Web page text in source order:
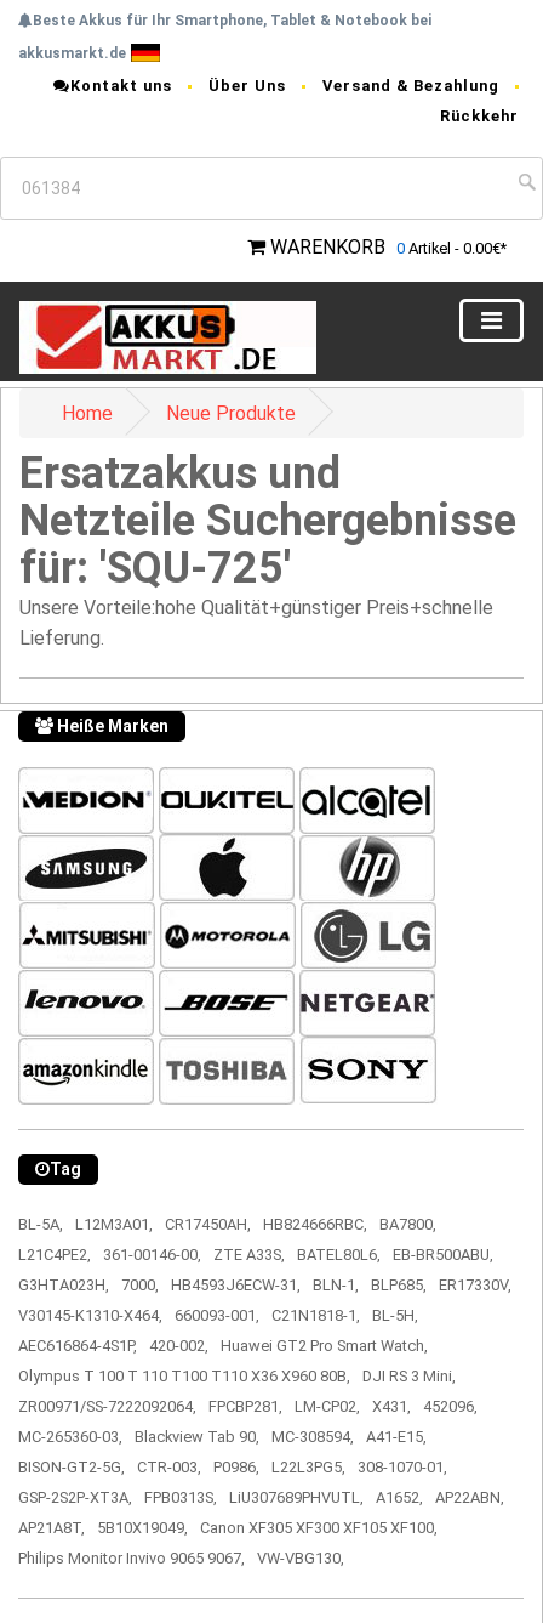
Beste Akkus für Ihr Smartphone, Tablet & Notebook bei
akkusmarkt.de
Kontakt uns Über Uns
Versand & Bezahlung
Rückkehr
WARENKORB 0 Artikel - 0.00€*
Home Neue Produkte
Ersatzakkus und
Netzteile Suchergebnisse
für: 'SQU-725'
Unsere Vorteile:hohe Qualität+günstiger Preis+schnelle
Lieferung.
Heiße Marken
Tag
BL-5A, L12M3A01, CR17450AH, HB824666RBC,
BA7800,
L21C4PE2,
361-00146-00, ZTE A33S, BATEL80L6,
EB-BR500ABU,
G3HTA023H,
7000, HB4593J6ECW-31, BLN-1, BLP685,
ER17330V,
V30145-K1310-X464,
660093-001, C21N1818-1,
BL-5H,
AEC616864-4S1P,
420-002,
Huawei GT2 Pro Smart Watch,
Olympus T 100 T 110 T100 T110 X36 X960 80B,
DJI RS 3 Mini,
ZR00971/SS-7222092064,
FPCBP281, LM-CP02, X431,
452096,
MC-265360-03,
Blackview Tab 90, MC-308594,
A41-E15,
BISON-GT2-5G,
CTR-003, P0986, L22L3PG5,
308-1070-01,
GSP-2S2P-XT3A,
FPB0313S, LiU307689PHVUTL, A1652,
AP22ABN,
AP21A8T,
5B10X19049,
Canon XF305 XF300 XF105 XF100,
Philips Monitor Invivo 9065 9067,
VW-VBG130,